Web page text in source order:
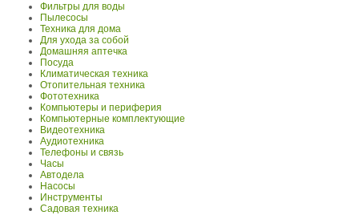
Фильтры для воды
Пылесосы
Техника для дома
Для ухода за собой
Домашняя аптечка
Посуда
Климатическая техника
Отопительная техника
Фототехника
Компьютеры и периферия
Компьютерные комплектующие
Видеотехника
Аудиотехника
Телефоны и связь
Часы
Автодела
Насосы
Инструменты
Садовая техника